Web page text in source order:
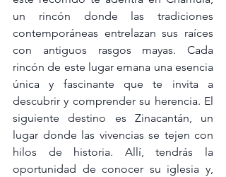
un rincón donde las tradiciones
contemporáneas entrelazan sus raíces
con antiguos rasgos mayas. Cada
rincón de este lugar emana una esencia
única y fascinante que te invita a
descubrir y comprender su herencia. El
siguiente destino es Zinacantán, un
lugar donde las vivencias se tejen con
hilos de historia. Allí, tendrás la
oportunidad de conocer su iglesia y,